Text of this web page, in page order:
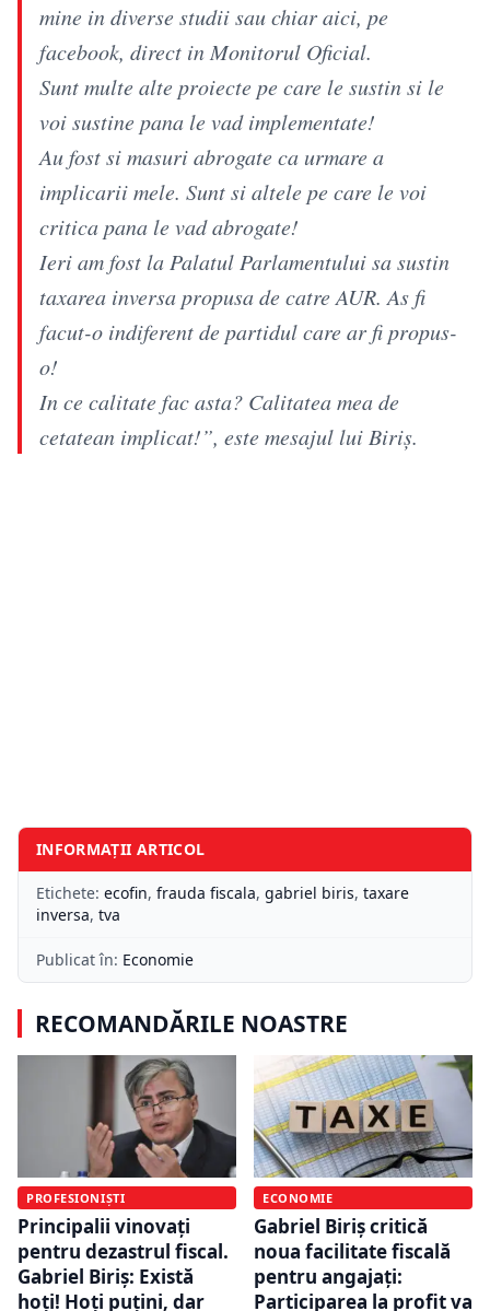
mine in diverse studii sau chiar aici, pe
facebook, direct in Monitorul Oficial.
Sunt multe alte proiecte pe care le sustin si le
voi sustine pana le vad implementate!
Au fost si masuri abrogate ca urmare a
implicarii mele. Sunt si altele pe care le voi
critica pana le vad abrogate!
Ieri am fost la Palatul Parlamentului sa sustin
taxarea inversa propusa de catre AUR. As fi
facut-o indiferent de partidul care ar fi propus-
o!
In ce calitate fac asta? Calitatea mea de
cetatean implicat!”, este mesajul lui Biriș.
INFORMAȚII ARTICOL
Etichete: ecofin, frauda fiscala, gabriel biris, taxare
inversa, tva
Publicat în: Economie
RECOMANDĂRILE NOASTRE
PROFESIONIȘTI
Principalii vinovați
pentru dezastrul fiscal.
Gabriel Biriș: Există
hoți! Hoți puțini, dar
ECONOMIE
Gabriel Biriș critică
noua facilitate fiscală
pentru angajați:
Participarea la profit va